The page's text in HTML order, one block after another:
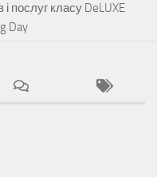
послуг класу DeLUXE
Day